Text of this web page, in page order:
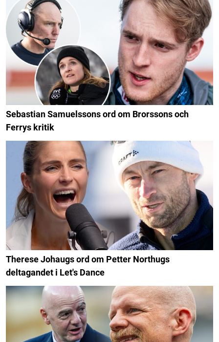
Sebastian Samuelssons ord om Brorssons och
Ferrys kritik
Therese Johaugs ord om Petter Northugs
deltagandet i Let's Dance